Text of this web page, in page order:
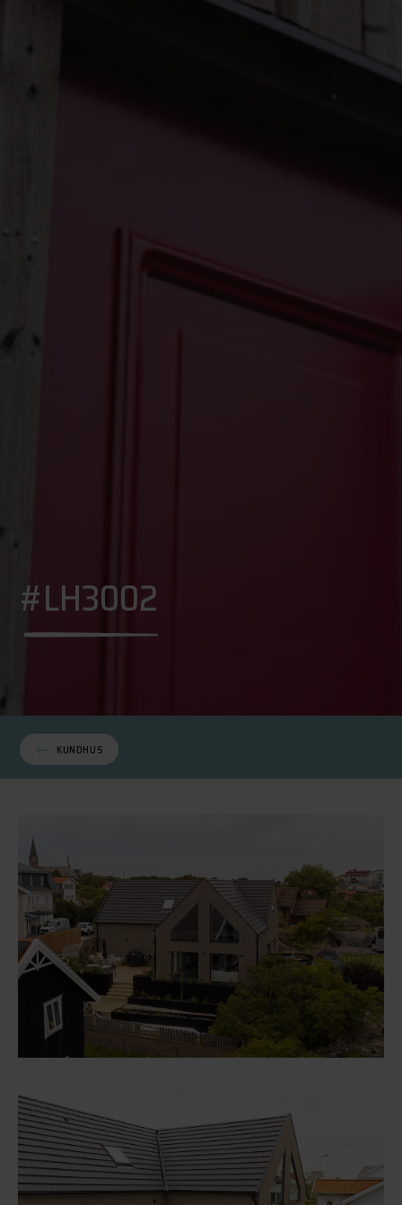
#LH3002
KUNDHUS